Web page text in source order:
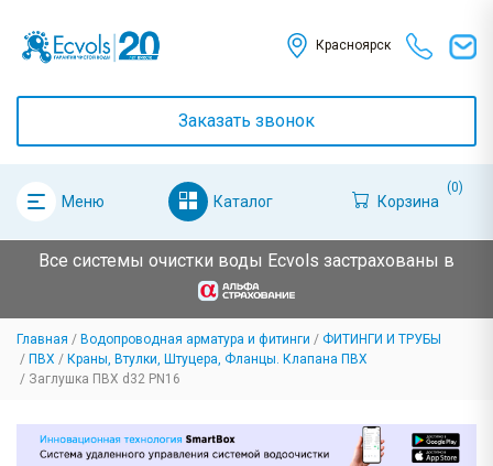
Красноярск
Заказать звонок
Меню Каталог Корзина
(0)
Все системы очистки воды Ecvols застрахованы в
Главная Водопроводная арматура и фитинги
ФИТИНГИ И ТРУБЫ
ПВХ
Краны, Втулки, Штуцера, Фланцы. Клапана ПВХ
Заглушка ПВХ d32 PN16